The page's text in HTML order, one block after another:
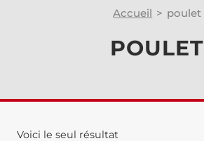
Accueil > poulet
POULET
Voici le seul résultat